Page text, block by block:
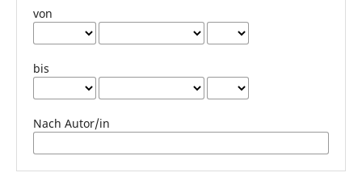
von
bis
Nach Autor/in